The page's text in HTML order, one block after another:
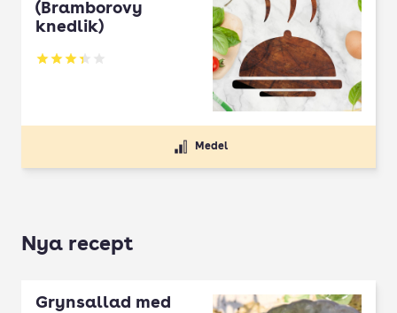
(Bramborovy
knedlik)
Betyg: 3.37 av 5
Medel
Nya recept
Grynsallad med